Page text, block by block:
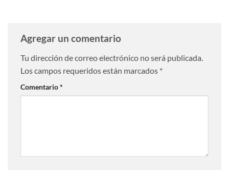
Agregar un comentario
Tu dirección de correo electrónico no será publicada.
Los campos requeridos están marcados *
Comentario*